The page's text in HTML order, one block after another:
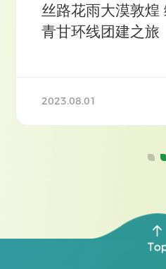
丝路花雨大漠敦煌
青甘环线团建之旅
2023.08.01